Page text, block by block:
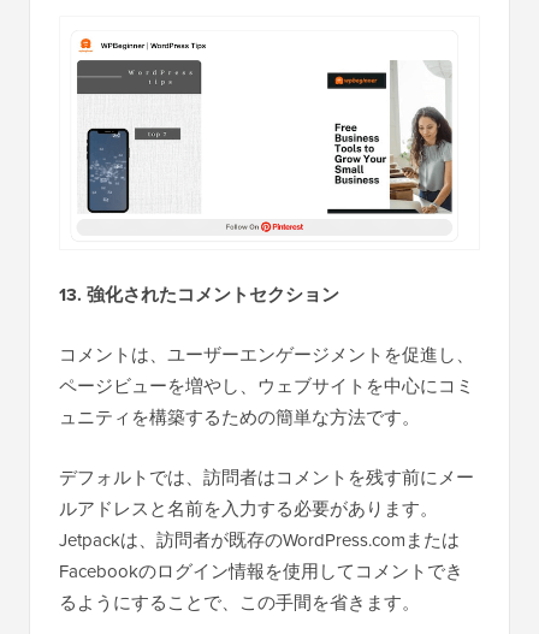
13. 強化されたコメントセクション
コメントは、ユーザーエンゲージメントを促進し、
ページビューを増やし、ウェブサイトを中心にコミ
ュニティを構築するための簡単な方法です。
デフォルトでは、訪問者はコメントを残す前にメー
ルアドレスと名前を入力する必要があります。
Jetpackは、訪問者が既存のWordPress.comまたは
Facebookのログイン情報を使用してコメントでき
るようにすることで、この手間を省きます。